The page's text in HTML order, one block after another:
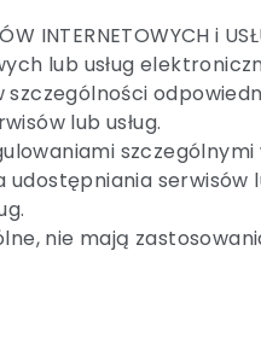
INTERNETOWYCH i
lub usług
lub usług.
serwisów
nie mają